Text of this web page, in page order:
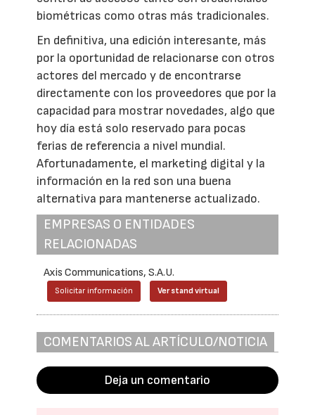
biométricas como otras más tradicionales.
En definitiva, una edición interesante, más
por la oportunidad de relacionarse con otros
actores del mercado y de encontrarse
directamente con los proveedores que por la
capacidad para mostrar novedades, algo que
hoy día está solo reservado para pocas
ferias de referencia a nivel mundial.
Afortunadamente, el marketing digital y la
información en la red son una buena
alternativa para mantenerse actualizado.
EMPRESAS O ENTIDADES
RELACIONADAS
Axis Communications, S.A.U.
Solicitar información Ver stand virtual
COMENTARIOS AL ARTÍCULO/NOTICIA
Deja un comentario